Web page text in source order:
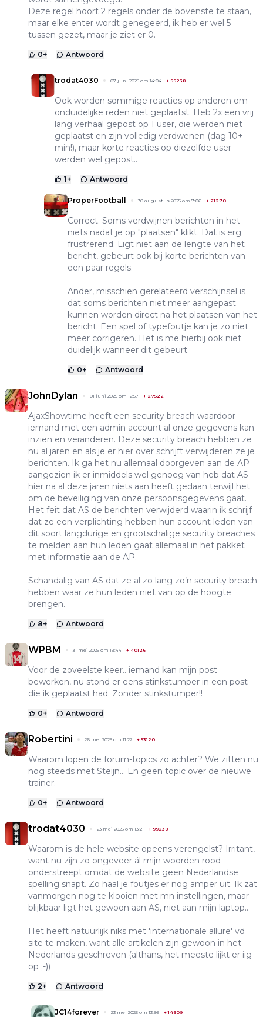
Deze regel hoort 2 regels onder de bovenste te staan,
maar elke enter wordt genegeerd, ik heb er wel 5
tussen gezet, maar je ziet er 0.
0+ Antwoord
trodat4030 07 juni 2025 om 14:04 + 99238
Ook worden sommige reacties op anderen om
onduidelijke reden niet geplaatst. Heb 2x een vrij
lang verhaal gepost op 1 user, die werden niet
geplaatst en zijn volledig verdwenen (dag 10+
min!), maar korte reacties op diezelfde user
werden wel gepost..
1+ Antwoord
ProperFootball 30 augustus 2025 om 7:06 + 21270
Correct. Soms verdwijnen berichten in het
niets nadat je op "plaatsen" klikt. Dat is erg
frustrerend. Ligt niet aan de lengte van het
bericht, gebeurt ook bij korte berichten van
een paar regels.
Ander, misschien gerelateerd verschijnsel is
dat soms berichten niet meer aangepast
kunnen worden direct na het plaatsen van het
bericht. Een spel of typefoutje kan je zo niet
meer corrigeren. Het is me hierbij ook niet
duidelijk wanneer dit gebeurt.
0+ Antwoord
JohnDylan 01 juni 2025 om 12:57 + 27522
AjaxShowtime heeft een security breach waardoor
iemand met een admin account al onze gegevens kan
inzien en veranderen. Deze security breach hebben ze
nu al jaren en als je er hier over schrijft verwijderen ze je
berichten. Ik ga het nu allemaal doorgeven aan de AP
aangezien ik er inmiddels wel genoeg van heb dat AS
hier na al deze jaren niets aan heeft gedaan terwijl het
om de beveiliging van onze persoonsgegevens gaat.
Het feit dat AS de berichten verwijderd waarin ik schrijf
dat ze een verplichting hebben hun account leden van
dit soort langdurige en grootschalige security breaches
te melden aan hun leden gaat allemaal in het pakket
met informatie aan de AP.
Schandalig van AS dat ze al zo lang zo’n security breach
hebben waar ze hun leden niet van op de hoogte
brengen.
8+ Antwoord
WPBM 31 mei 2025 om 19:44 + 40126
Voor de zoveelste keer.. iemand kan mijn post
bewerken, nu stond er eens stinkstumper in een post
die ik geplaatst had. Zonder stinkstumper!!
0+ Antwoord
Robertini 26 mei 2025 om 11:22 +53120
Waarom lopen de forum-topics zo achter? We zitten nu
nog steeds met Steijn... En geen topic over de nieuwe
trainer.
0+ Antwoord
trodat4030 23 mei 2025 om 13:21 + 99238
Waarom is de hele website opeens verengelst? Irritant,
want nu zijn zo ongeveer ál mijn woorden rood
onderstreept omdat de website geen Nederlandse
spelling snapt. Zo haal je foutjes er nog amper uit. Ik zat
vanmorgen nog te klooien met mn instellingen, maar
blijkbaar ligt het gewoon aan AS, niet aan mijn laptop..
Het heeft natuurlijk niks met 'internationale allure' vd
site te maken, want alle artikelen zijn gewoon in het
Nederlands geschreven (althans, het meeste lijkt er iig
op ;-))
2+ Antwoord
JC14forever 23 mei 2025 om 13:56 +14609